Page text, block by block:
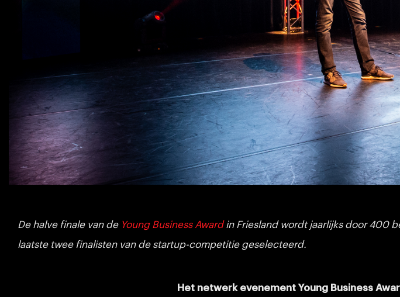
De halve finale van de Young Business Awardin Friesland wordt jaarlijks door 400
laatste twee finalisten van de startup-competitie geselecteerd.
Het netwerk evenement Young Business